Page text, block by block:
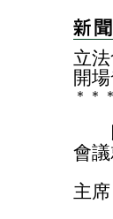
立
開
＊ ＊ ＊
以
會
主席